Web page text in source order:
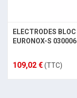
ELECTRODES BLOC
EURONOX-S 030006
109,02 €(TTC)